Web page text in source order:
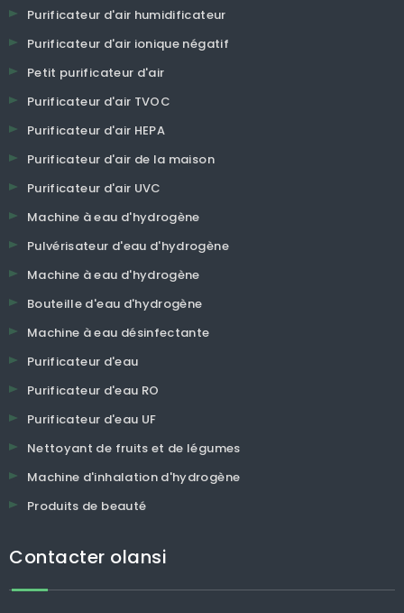
Purificateur d'air humidificateur
Purificateur d'air ionique négatif
Petit purificateur d'air
Purificateur d'air TVOC
Purificateur d'air HEPA
Purificateur d'air de la maison
Purificateur d'air UVC
Machine à eau d'hydrogène
Pulvérisateur d'eau d'hydrogène
Machine à eau d'hydrogène
Bouteille d'eau d'hydrogène
Machine à eau désinfectante
Purificateur d'eau
Purificateur d'eau RO
Purificateur d'eau UF
Nettoyant de fruits et de légumes
Machine d'inhalation d'hydrogène
Produits de beauté
Contacter olansi